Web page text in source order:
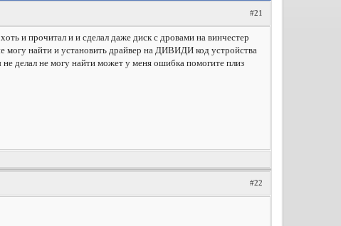
#21
и прочитал и и сделал даже диск с дровами на винчестер
могу найти и установить драйвер на ДИВИДИ код устройства
не могу найти может у меня ошибка помогите плиз
#22